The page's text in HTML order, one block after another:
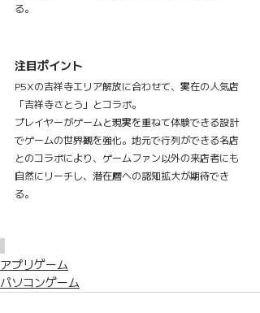
る。
注目ポイント
P5Xの吉祥寺エリア解放に合わせて、実在の人気店
「吉祥寺さとう」とコラボ。
プレイヤーがゲームと現実を重ねて体験できる設計
でゲームの世界観を強化。地元で行列ができる名店
とのコラボにより、ゲームファン以外の来店者にも
自然にリーチし、潜在層への認知拡大が期待でき
る。
アプリゲーム
パソコンゲーム